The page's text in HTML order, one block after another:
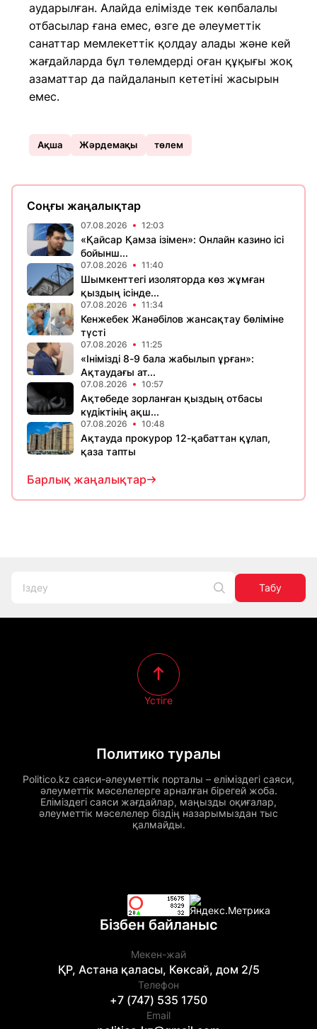
аударылған. Алайда елімізде тек көпбалалы
отбасылар ғана емес, өзге де әлеуметтік
санаттар мемлекеттік қолдау алады және кей
жағдайларда бұл төлемдерді оған құқығы жоқ
азаматтар да пайдаланып кететіні жасырын
емес.
Ақша Жәрдемақы төлем
Соңғы жаңалықтар
07.08.2026 12:03
«Қайсар Қамза ізімен»: Онлайн казино ісі
бойынш...
07.08.2026 11:40
Шымкенттегі изоляторда көз жұмған
қыздың ісінде...
07.08.2026 11:34
Кенжебек Жанәбілов жансақтау бөліміне
түсті
07.08.2026 11:25
«Інімізді 8-9 бала жабылып ұрған»:
Ақтаудағы ат...
07.08.2026 10:57
Ақтөбеде зорланған қыздың отбасы
күдіктінің ақш...
07.08.2026 10:48
Ақтауда прокурор 12-қабаттан құлап,
қаза тапты
Барлық жаңалықтар
Табу
Политико туралы
Politico.kz саяси-әлеуметтік порталы – еліміздегі саяси,
әлеуметтік мәселелерге арналған бірегей жоба.
Еліміздегі саяси жағдайлар, маңызды оқиғалар,
әлеуметтік мәселелер біздің назарымыздан тыс
қалмайды.
Үстіге
Бізбен байланыс
Мекен-жай
ҚР, Астана қаласы, Көксай, дом 2/5
Телефон
+7 (747) 535 1750
Email